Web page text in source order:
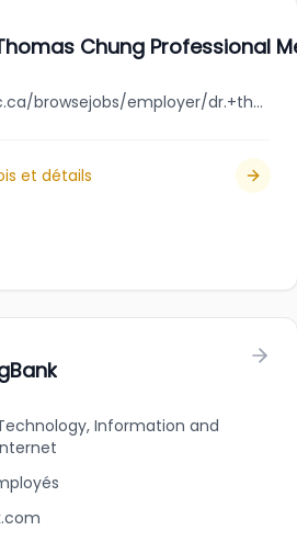
Chung Professional
jobbank.gc.ca/browsejobs/employer/dr.+thomas+chung+professional+medical+corporation/ca
et détails
Information and